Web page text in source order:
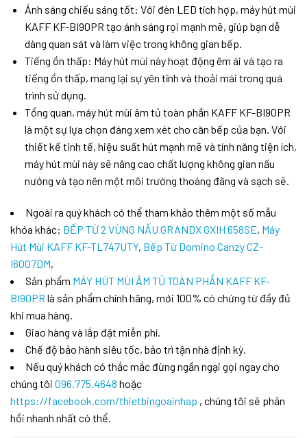
Ánh sáng chiếu sáng tốt: Với đèn LED tích hợp, máy hút mùi
KAFF KF-BI90PR tạo ánh sáng rọi mạnh mẽ, giúp bạn dễ
dàng quan sát và làm việc trong không gian bếp.
Tiếng ồn thấp: Máy hút mùi này hoạt động êm ái và tạo ra
tiếng ồn thấp, mang lại sự yên tĩnh và thoải mái trong quá
trình sử dụng.
Tổng quan, máy hút mùi âm tủ toàn phần KAFF KF-BI90PR
là một sự lựa chọn đáng xem xét cho căn bếp của bạn. Với
thiết kế tinh tế, hiệu suất hút mạnh mẽ và tính năng tiện ích,
máy hút mùi này sẽ nâng cao chất lượng không gian nấu
nướng và tạo nên một môi trường thoáng đãng và sạch sẽ.
Ngoài ra quý khách có thể tham khảo thêm một số mẫu
khóa khác: BẾP TỪ 2 VÙNG NẤU GRANDX GXIH 658SE, Máy
Hút Mùi KAFF KF-TL747UTY, Bếp Từ Domino Canzy CZ-
I6007DM,
Sản phẩm MÁY HÚT MÙI ÂM TỦ TOÀN PHẦN KAFF KF-
BI90PR là sản phẩm chính hãng, mới 100% có chứng từ đầy đủ
khi mua hàng.
Giao hàng và lắp đặt miễn phí.
Chế độ bảo hành siêu tốc, bảo trì tận nhà định kỳ.
Nếu quý khách có thắc mắc đừng ngần ngại gọi ngay cho
chúng tôi 096.775.4648 hoặc
https://facebook.com/thietbingoainhap , chúng tôi sẽ phản
hồi nhanh nhất có thể.